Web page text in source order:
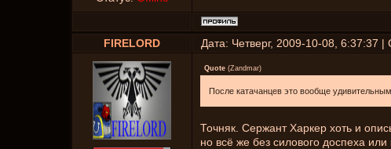
FIRELORD Дата: Четверг, 2009-10-08, 6:37:37
Quote (Zandmar)
После катачанцев это вообще
Точняк. Сержант Харкер хоть и
но всё же без силового доспеха или